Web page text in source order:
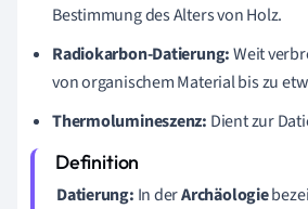
Bestimmung des Alters von Holz.
Radiokarbon-Datierung:Weit
von organischem Material bis zu
Thermolumineszenz: Dient zur
Datierung: In derArchäologie